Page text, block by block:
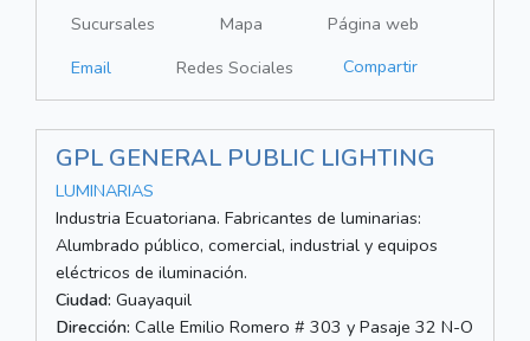
Sucursales Mapa
Página web
Email
Redes Sociales Compartir
GPL GENERAL PUBLIC LIGHTING
LUMINARIAS
Industria Ecuatoriana. Fabricantes de luminarias:
Alumbrado público, comercial, industrial y equipos
eléctricos de iluminación.
Ciudad: Guayaquil
Dirección: Calle Emilio Romero # 303 y Pasaje 32 N-O